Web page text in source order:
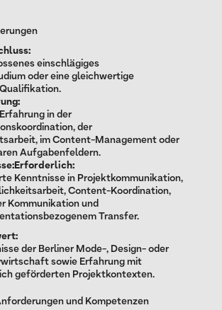
einschlägiges
oder eine gleichwertige
in der
der
im Content-Management oder
Aufgabenfeldern.
Kenntnisse in Projektkommunikation,
Content-Koordination,
Kommunikation und
Transfer.
der Berliner Mode-, Design- oder
sowie Erfahrung mit
geförderten Projektkontexten.
und Kompetenzen